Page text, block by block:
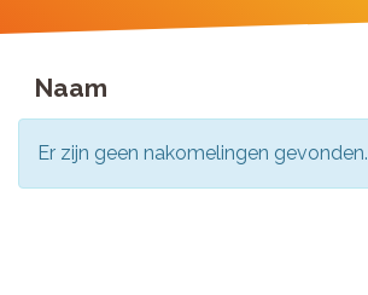
Naam
Er zijn geen nakomelingen gevonden.